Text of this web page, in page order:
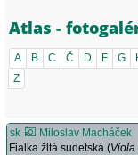
Atlas -
A B C Č D F G
Z
sk
Miloslav Macháček
Fialka žltá sudetská (Viola